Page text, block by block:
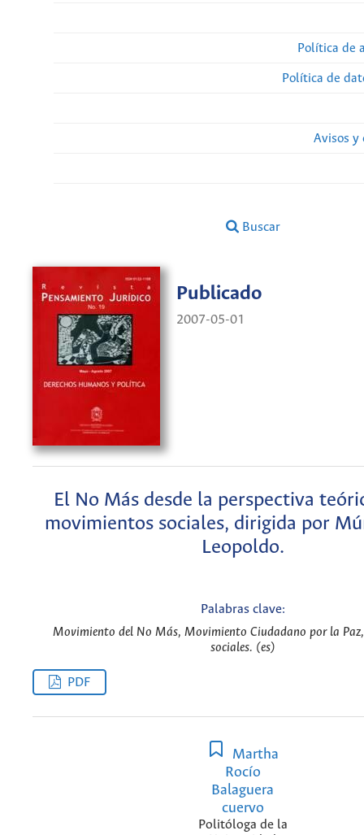
Política de
Política de
Avisos y
Buscar
Publicado
2007-05-01
El No Más desde la perspectiva
movimientos sociales, dirigida por
Leopoldo.
Palabras clave:
Movimiento del No Más, Movimiento Ciudadano por la
sociales. (es)
PDF
Martha
Rocío
Balaguera
cuervo
Politóloga de la